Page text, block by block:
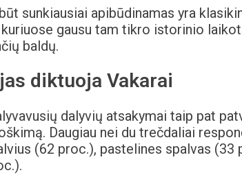
sunkiausiai apibūdinamas yra
gausu tam tikro istorinio
baldų.
diktuoja Vakarai
dalyvių atsakymai taip pat
Daugiau nei du trečdaliai
(62 proc.), pastelines spalvas (33